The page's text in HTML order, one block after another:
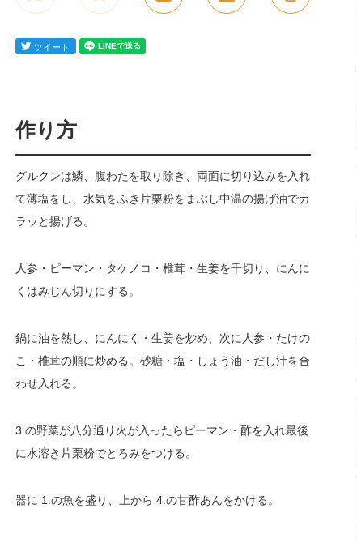
作り方
グルクンは鱗、腹わたを取り除き、両面に切り込みを入れ
て薄塩をし、水気をふき片栗粉をまぶし中温の揚げ油でカ
ラッと揚げる。
人参・ピーマン・タケノコ・椎茸・生姜を千切り、にんに
くはみじん切りにする。
鍋に油を熱し、にんにく・生姜を炒め、次に人参・たけの
こ・椎茸の順に炒める。砂糖・塩・しょう油・だし汁を合
わせ入れる。
3.の野菜が八分通り火が入ったらピーマン・酢を入れ最後
に水溶き片栗粉でとろみをつける。
器に 1.の魚を盛り、上から 4.の甘酢あんをかける。